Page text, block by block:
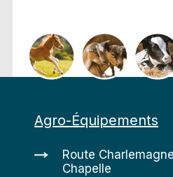
Agro-Équipements
Route
Chapelle